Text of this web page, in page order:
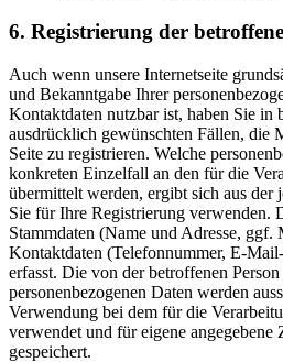
6. Registrierung der
Auch wenn unsere Internetseite
und Bekanntgabe Ihrer
Kontaktdaten nutzbar ist, haben Sie in
ausdrücklich gewünschten Fällen, die
Seite zu registrieren. Welche
konkreten Einzelfall an den für die
übermittelt werden, ergibt sich aus der
Sie für Ihre Registrierung verwenden.
Stammdaten (Name und Adresse,
Kontaktdaten (Telefonnummer, E-
erfasst. Die von der betroffenen Person
personenbezogenen Daten werden
Verwendung bei dem für die
verwendet und für eigene angegebene
gespeichert.